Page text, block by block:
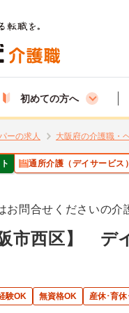
初めての方へ
ーの求人 大阪府の介護職・
通所介護（デイサービス）
問合せくださいの介
阪市西区】 デ
験OK 無資格OK 産休･育休